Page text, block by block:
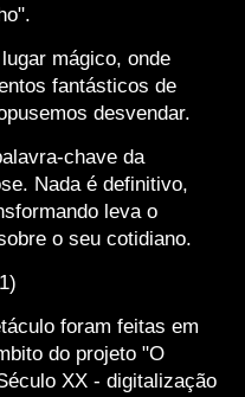
mágico, onde
fantásticos de
desvendar.
chave da
Nada é definitivo,
leva o
o seu cotidiano.
foram feitas em
do projeto "O
XX - digitalização